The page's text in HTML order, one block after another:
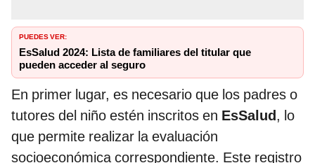
PUEDES VER:
EsSalud 2024: Lista de familiares del titular que
pueden acceder al seguro
En primer lugar, es necesario que los padres o
tutores del niño estén inscritos en EsSalud, lo
que permite realizar la evaluación
socioeconómica correspondiente. Este registro